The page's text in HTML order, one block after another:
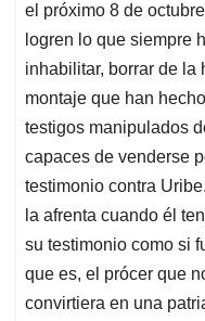
A
p
p
o
o
k
d
I
n
el próximo 8 de
logren lo que siempre
inhabilitar, borrar de la
montaje que han
testigos manipulados
capaces de venderse
testimonio contra
la afrenta cuando él
su testimonio como si
que es, el prócer que
convirtiera en una